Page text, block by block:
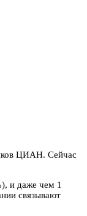
ЦИАН. Сейчас
и даже чем 1
связывают